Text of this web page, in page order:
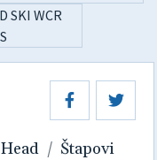
Head Štapovi